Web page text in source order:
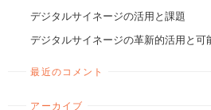
デジタルサイネージの活用と課題
デジタルサイネージの革新的活用と可
最近のコメント
アーカイブ